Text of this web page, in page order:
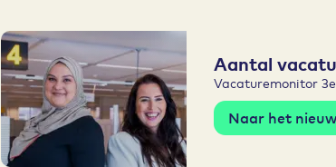
Aantal
Vacaturemonitor
Naar het